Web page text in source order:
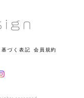
づく表記 会員規約